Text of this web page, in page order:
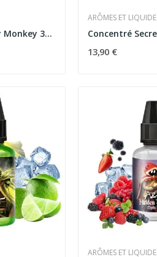
Concentré Sweety Monkey 30ml Les Créations -...
ARÔMES ET
13,90 €
ARÔMES ET